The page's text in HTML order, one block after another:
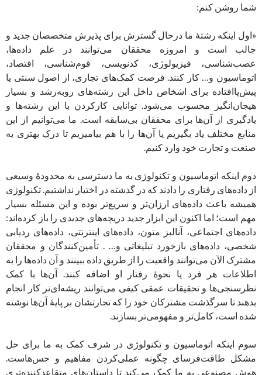
شما روشن کنم:
«اول اینکه رشتۀ ما درحال گسترش برای پذیرش متخصصان جدید و
جالب است و امروزه محققان می‌توانند در علم داده‌ها،
عصب‌شناسی، فیزیولوژی، کدنویسی، قوم‌شناسی، اقتصاد،
اتوماسیون و… کار کنند. فرصت کمک‌های تجاری، از اصول سنتی یا
پیش‌پا‌افتاده برای اشخاص داخل این رشته‌های رو‌به‌رشد و بسیار
هیجان‌انگیز محسوب می‌شود. توانایی کار‌کردن با این رشته‌ها و
یادگیری از آن‌ها برای محققان بی‌سابقه است. ما می‌توانیم از این
منابع مختلف یاد بگیریم یا آن‌ها را با هم بیامیزیم تا درک بهتری به
صنعت و تجارت خود وارد کنیم.
دوم اینکه اتوماسیون و تکنولوژی به ما دسترسی به محدودۀ وسیعی
از داده‌های رفتاری را دادند که در گذشته در اختیار نداشتیم. تکنولوژی
همیشه باعث داده‌های ارزان‌تر و سریع‌‌تر بوده و این مسئله بسیار
مهم است؛ اما اکنون این ابزار جدید دریچه‌های جدیدی را باز کرده‌اند:
داده‌های اجتماعی، آنالیز متون، داده‌های اینترنتی، داده‌های ردیابی
شخصی، داده‌های بازخورد تبلیغاتی و… . تأمین‌کنندگان و محققان
مشترک الآن می‌توانند واقعیت را از طریق داده ببینند و آن داده‌ها را به
اطلاعات هر فرد یا نحوۀ رفتار او اضافه کنند. آن‌ها با کمک
نظرسنجی‌ها و تحقیقات عمقی کیفی می‌توانند ریشه‌ای‌تر کار انجام
بدهند تا سرگذشت مشترکان خود را که تجارتشان بر پایۀ آن‌ها نوشته
شده است، کامل‌تر و مفهومی‌‌تر بسازند.
سوم اینکه اتوماسیون و تکنولوژی در شرف کمک به ما برای حل
مشکل طاقت‌فرسای چگونه عملی‌کردن مفاهیم و حس‌هاست.
هوش مصنوعی به ما کمک می‌کند تا داستان‌های متقاعد‌کننده‌تری